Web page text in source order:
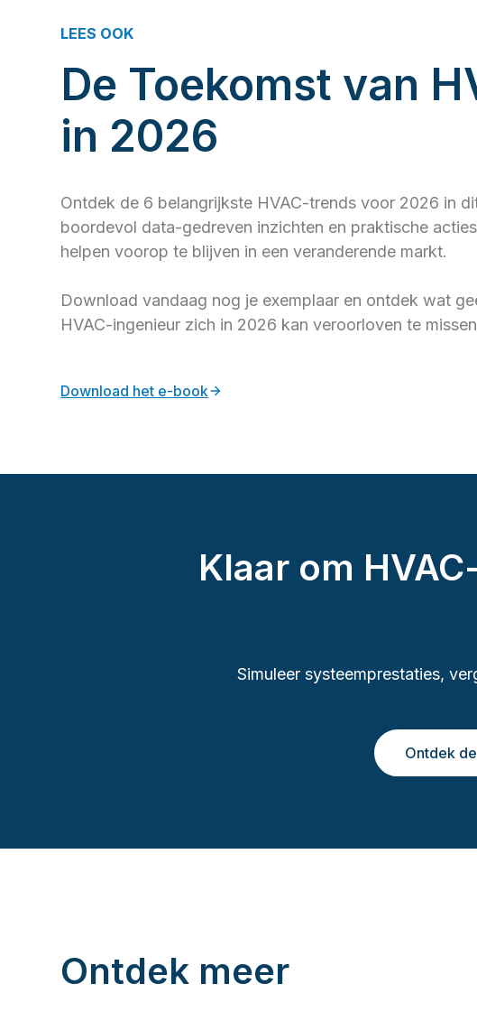
LEES OOK
De Toekomst van
in 2026
Ontdek de 6 belangrijkste HVAC-trends voor 2026 in
boordevol data-gedreven inzichten en praktische
helpen voorop te blijven in een veranderende markt.
Download vandaag nog je exemplaar en ontdek wat
HVAC-ingenieur zich in 2026 kan veroorloven te
Download het e-book
Klaar om
Simuleer systeemprestaties,
Ontdek
Ontdek meer